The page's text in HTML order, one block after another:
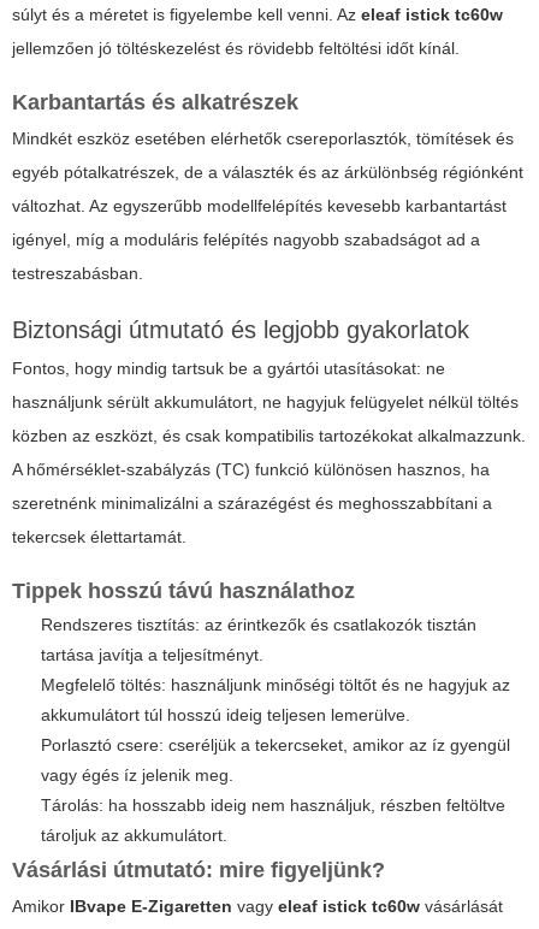
súlyt és a méretet is figyelembe kell venni. Az eleaf istick tc60w
jellemzően jó töltéskezelést és rövidebb feltöltési időt kínál.
Karbantartás és alkatrészek
Mindkét eszköz esetében elérhetők csereporlasztók, tömítések és
egyéb pótalkatrészek, de a választék és az árkülönbség régiónként
változhat. Az egyszerűbb modellfelépítés kevesebb karbantartást
igényel, míg a moduláris felépítés nagyobb szabadságot ad a
testreszabásban.
Biztonsági útmutató és legjobb gyakorlatok
Fontos, hogy mindig tartsuk be a gyártói utasításokat: ne
használjunk sérült akkumulátort, ne hagyjuk felügyelet nélkül töltés
közben az eszközt, és csak kompatibilis tartozékokat alkalmazzunk.
A hőmérséklet-szabályzás (TC) funkció különösen hasznos, ha
szeretnénk minimalizálni a szárazégést és meghosszabbítani a
tekercsek élettartamát.
Tippek hosszú távú használathoz
Rendszeres tisztítás: az érintkezők és csatlakozók tisztán
tartása javítja a teljesítményt.
Megfelelő töltés: használjunk minőségi töltőt és ne hagyjuk az
akkumulátort túl hosszú ideig teljesen lemerülve.
Porlasztó csere: cseréljük a tekercseket, amikor az íz gyengül
vagy égés íz jelenik meg.
Tárolás: ha hosszabb ideig nem használjuk, részben feltöltve
tároljuk az akkumulátort.
Vásárlási útmutató: mire figyeljünk?
Amikor IBvape E-Zigaretten vagy eleaf istick tc60w vásárlását